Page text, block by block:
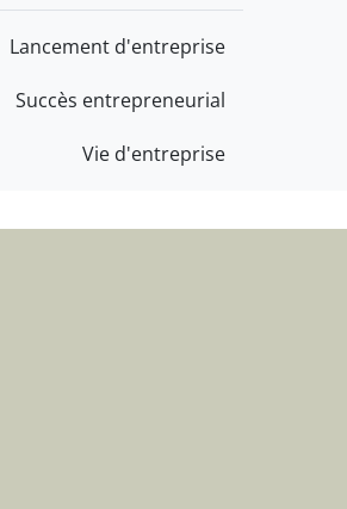
de votre
Lancement d'entreprise
Succès entrepreneurial
Vie d'entreprise